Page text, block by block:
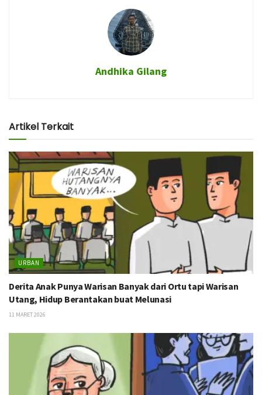
Andhika Gilang
Artikel Terkait
URBAN
Derita Anak Punya Warisan Banyak dari Ortu tapi Warisan
Utang, Hidup Berantakan buat Melunasi
11 MARET 2026